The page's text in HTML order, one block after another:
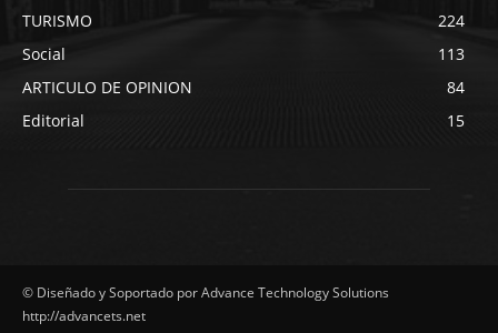
TURISMO
224
Social
113
ARTICULO DE OPINION
84
Editorial
15
© Diseñado y Soportado por Advance Technology Solutions
http://advancets.net